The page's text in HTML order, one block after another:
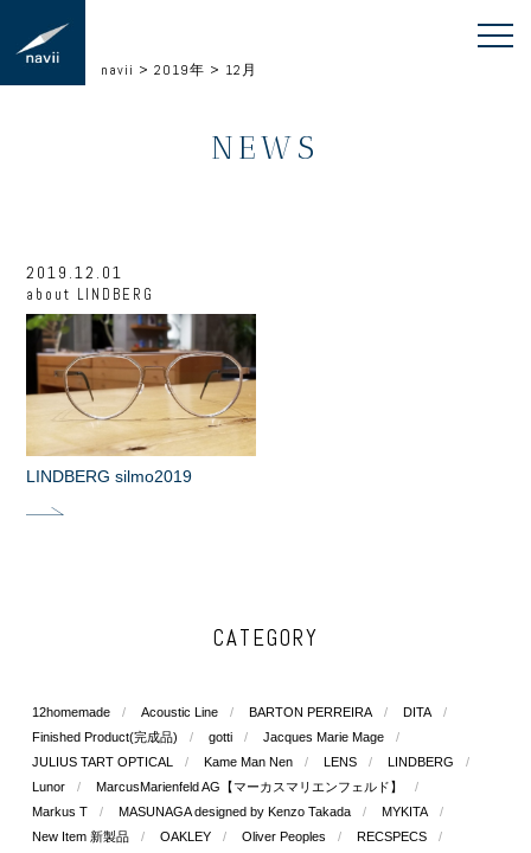
navii >2019年 > 12月
NEWS
2019.12.01
about LINDBERG
LINDBERG silmo2019
CATEGORY
12homemade Acoustic Line BARTON PERREIRA
DITA
Finished Product(完成品)
gotti
Jacques Marie Mage
JULIUS TART OPTICAL
Kame Man Nen LENS
LINDBERG
Lunor
MarcusMarienfeld AG【マーカスマリエンフェルド】
Markus T
MASUNAGA designed by Kenzo Takada
MYKITA
New Item 新製品
OAKLEY Oliver Peoples
RECSPECS